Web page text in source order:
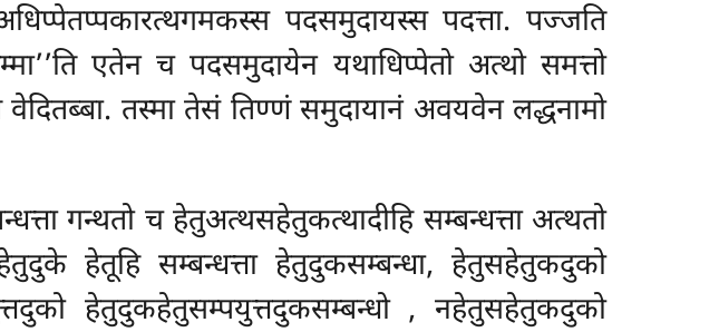
पदसमुदायस्स पदत्ता. पज्जति
एतेन च पदसमुदायेन यथाधिप्पेतो अत्थो समत्तो
वेदितब्बा. तस्मा तेसं तिण्णं समुदायानं अवयवेन लद्धनामो
गन्थतो च हेतुअत्थसहेतुकत्थादीहि सम्बन्धत्ता अत्थतो
हेतूहि सम्बन्धत्ता हेतुदुकसम्बन्धा, हेतुसहेतुकदुको
हेतुदुकहेतुसम्पयुत्तदुकसम्बन्धो , नहेतुसहेतुकदुको